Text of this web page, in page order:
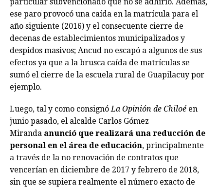
ese paro provocó una caída en la matrícula para el
año siguiente (2016) y el consecuente cierre de
decenas de establecimientos municipalizados y
despidos masivos; Ancud no escapó a algunos de sus
efectos ya que a la brusca caída de matrículas se
sumó el cierre de la escuela rural de Guapilacuy por
ejemplo.
Luego, tal y como consignóLa Opinión de Chiloé en
junio pasado, el alcalde Carlos Gómez
Miranda anunció que realizará una reducción de
personal en el área de educación, principalmente
a través de la no renovación de contratos que
vencerían en diciembre de 2017 y febrero de 2018,
sin que se supiera realmente el número exacto de